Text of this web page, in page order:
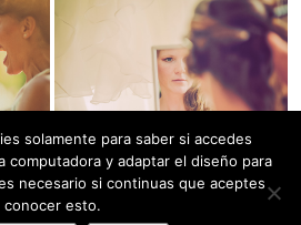
Málaga, España y resto del planeta
solamente para saber si accedes
y adaptar el diseño para
necesario si continuas que aceptes
conocer esto.